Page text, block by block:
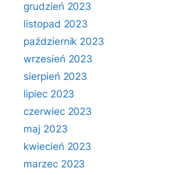
grudzień 2023
listopad 2023
październik 2023
wrzesień 2023
sierpień 2023
lipiec 2023
czerwiec 2023
maj 2023
kwiecień 2023
marzec 2023